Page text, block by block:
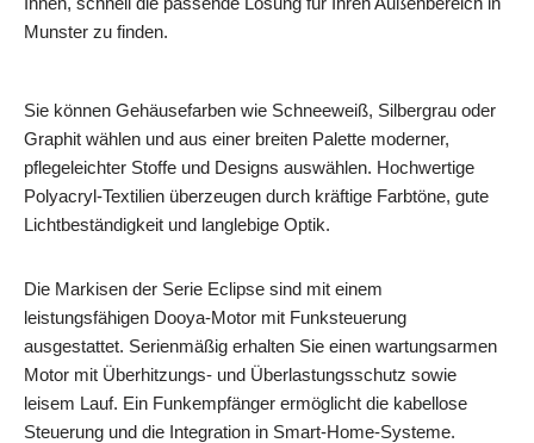
Munster zu finden.
Sie können Gehäusefarben wie Schneeweiß, Silbergrau oder
Graphit wählen und aus einer breiten Palette moderner,
pflegeleichter Stoffe und Designs auswählen. Hochwertige
Polyacryl‑Textilien überzeugen durch kräftige Farbtöne, gute
Lichtbeständigkeit und langlebige Optik.
Die Markisen der Serie Eclipse sind mit einem
leistungsfähigen Dooya‑Motor mit Funksteuerung
ausgestattet. Serienmäßig erhalten Sie einen wartungsarmen
Motor mit Überhitzungs‑ und Überlastungsschutz sowie
leisem Lauf. Ein Funkempfänger ermöglicht die kabellose
Steuerung und die Integration in Smart‑Home‑Systeme.